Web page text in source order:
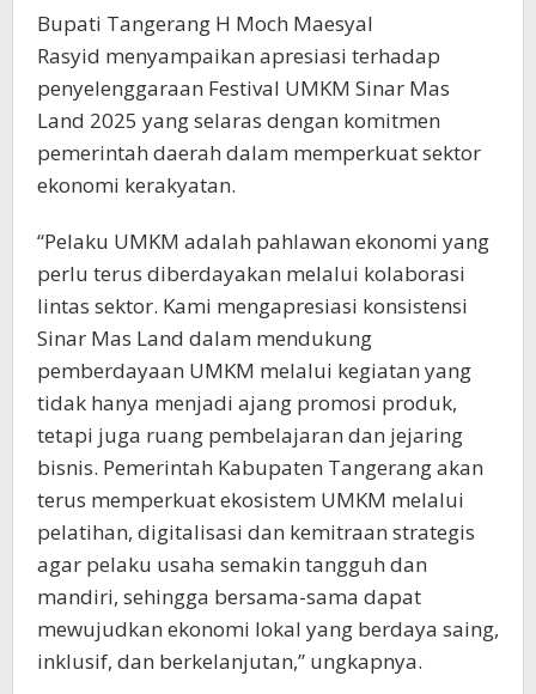
Bupati Tangerang H Moch Maesyal
Rasyid menyampaikan apresiasi terhadap
penyelenggaraan Festival UMKM Sinar Mas
Land 2025 yang selaras dengan komitmen
pemerintah daerah dalam memperkuat sektor
ekonomi kerakyatan.
“Pelaku UMKM adalah pahlawan ekonomi yang
perlu terus diberdayakan melalui kolaborasi
lintas sektor. Kami mengapresiasi konsistensi
Sinar Mas Land dalam mendukung
pemberdayaan UMKM melalui kegiatan yang
tidak hanya menjadi ajang promosi produk,
tetapi juga ruang pembelajaran dan jejaring
bisnis. Pemerintah Kabupaten Tangerang akan
terus memperkuat ekosistem UMKM melalui
pelatihan, digitalisasi dan kemitraan strategis
agar pelaku usaha semakin tangguh dan
mandiri, sehingga bersama-sama dapat
mewujudkan ekonomi lokal yang berdaya saing,
inklusif, dan berkelanjutan,” ungkapnya.